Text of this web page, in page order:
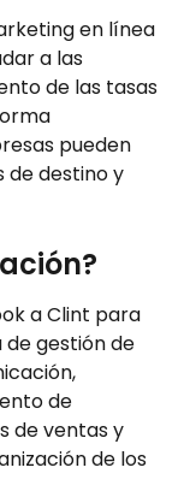
en línea
a las
de las tasas
pueden
de destino y
a Clint para
gestión de
de
de ventas y
de los